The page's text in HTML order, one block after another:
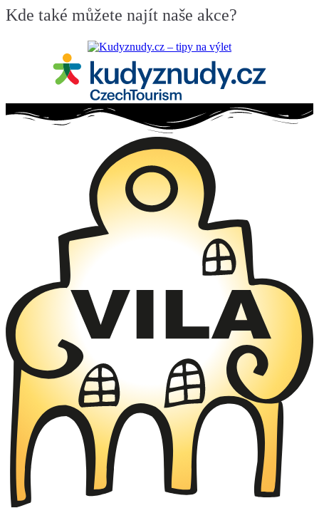
Kde také můžete najít naše akce?